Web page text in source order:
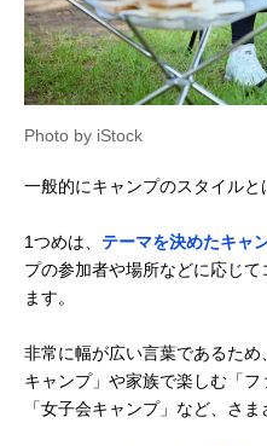
Photo by iStock
一般的にキャンプのスタイルと
1つめは、 テーマを決めたキャ
プの参加者や場所などに応じ
ます。
非常に幅が広い言葉であるた
キャンプ」や家族で楽しむ「
「女子会キャンプ」など、さま